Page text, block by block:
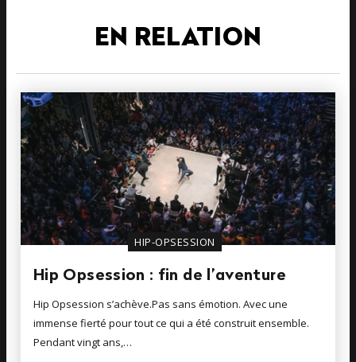
EN RELATION
HIP-OPSESSION
Hip Opsession : fin de l’aventure
Hip Opsession s’achève.Pas sans émotion. Avec une
immense fierté pour tout ce qui a été construit ensemble.
Pendant vingt ans,…